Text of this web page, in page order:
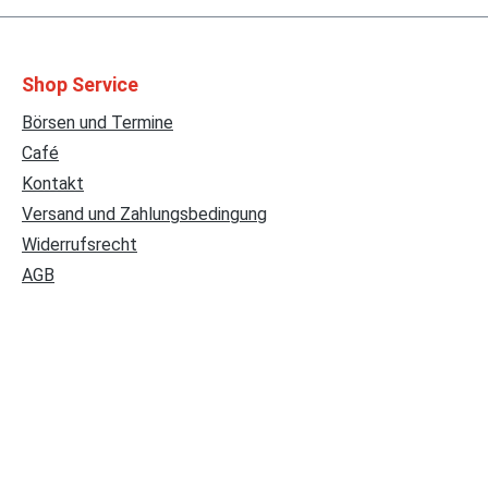
Shop Service
Börsen und Termine
Café
Kontakt
Versand und Zahlungsbedingung
Widerrufsrecht
AGB